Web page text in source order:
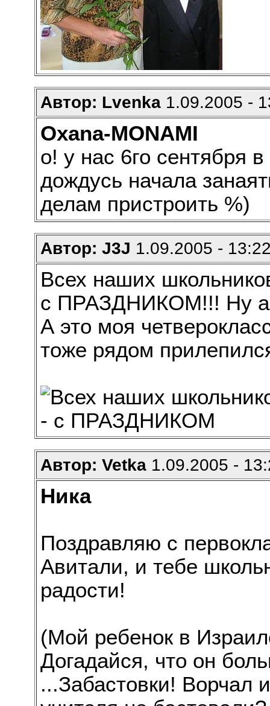
Автор: Lvenka1.09.2005 -
Oxana-MONAMI
о! у нас 6го сентября
дождусь начала
делам пристроить %)
Автор: J3J 1.09.2005 -
Всех наших
с ПРАЗДНИКОМ!!! Ну а
А это моя
тоже рядом
Автор: Vetka1.09.2005 -
Ника
Поздравляю с
Авитали, и тебе
радости!
(Мой ребенок в
Догадайся, что он
...Забастовки! Ворчал